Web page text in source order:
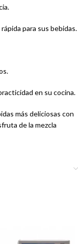
para sus bebidas.
en su cocina.
más deliciosas con
de la mezcla